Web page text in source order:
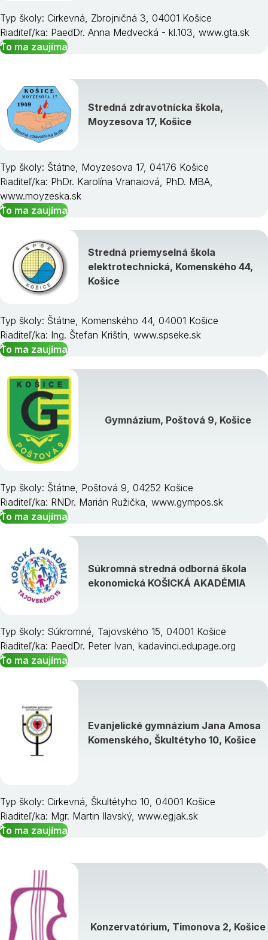
Typ školy: Cirkevná, Zbrojničná 3, 04001 Košice
Riaditeľ/ka: PaedDr. Anna Medvecká - kl.103, www.gta.sk
To ma zaujíma
Stredná zdravotnícka škola,
Moyzesova 17, Košice
Typ školy: Štátne, Moyzesova 17, 04176 Košice
Riaditeľ/ka: PhDr. Karolína Vranaiová, PhD. MBA,
www.moyzeska.sk
To ma zaujíma
Stredná priemyselná škola
elektrotechnická, Komenského 44,
Košice
Typ školy: Štátne, Komenského 44, 04001 Košice
Riaditeľ/ka: Ing. Štefan Krištín, www.spseke.sk
To ma zaujíma
Gymnázium, Poštová 9, Košice
Typ školy: Štátne, Poštová 9, 04252 Košice
Riaditeľ/ka: RNDr. Marián Ružička, www.gympos.sk
To ma zaujíma
Súkromná stredná odborná škola
ekonomická KOŠICKÁ AKADÉMIA
Typ školy: Súkromné, Tajovského 15, 04001 Košice
Riaditeľ/ka: PaedDr. Peter Ivan, kadavinci.edupage.org
To ma zaujíma
Evanjelické gymnázium Jana Amosa
Komenského, Škultétyho 10, Košice
Typ školy: Cirkevná, Škultétyho 10, 04001 Košice
Riaditeľ/ka: Mgr. Martin Ilavský, www.egjak.sk
To ma zaujíma
Konzervatórium, Timonova 2, Košice